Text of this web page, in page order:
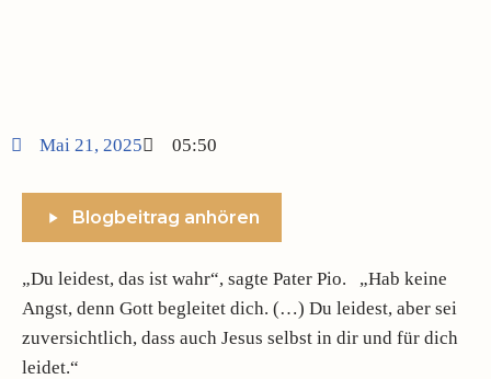
Mai 21, 2025 05:50
Blogbeitrag anhören
„Du leidest, das ist wahr“, sagte Pater Pio. „Hab keine
Angst, denn Gott begleitet dich. (…) Du leidest, aber sei
zuversichtlich, dass auch Jesus selbst in dir und für dich
leidet.“